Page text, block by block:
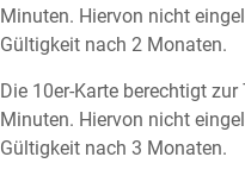
Minuten. Hiervon nicht
Gültigkeit nach 2 Monaten.
Die 10er-Karte berechtigt
Minuten. Hiervon nicht
Gültigkeit nach 3 Monaten.